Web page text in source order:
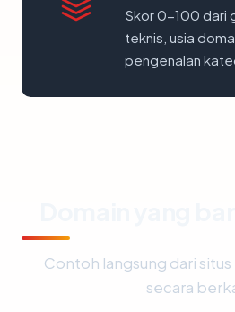
Skor 0-100 dari
teknis, usia
pengenalan
Contoh langsung dari
secara